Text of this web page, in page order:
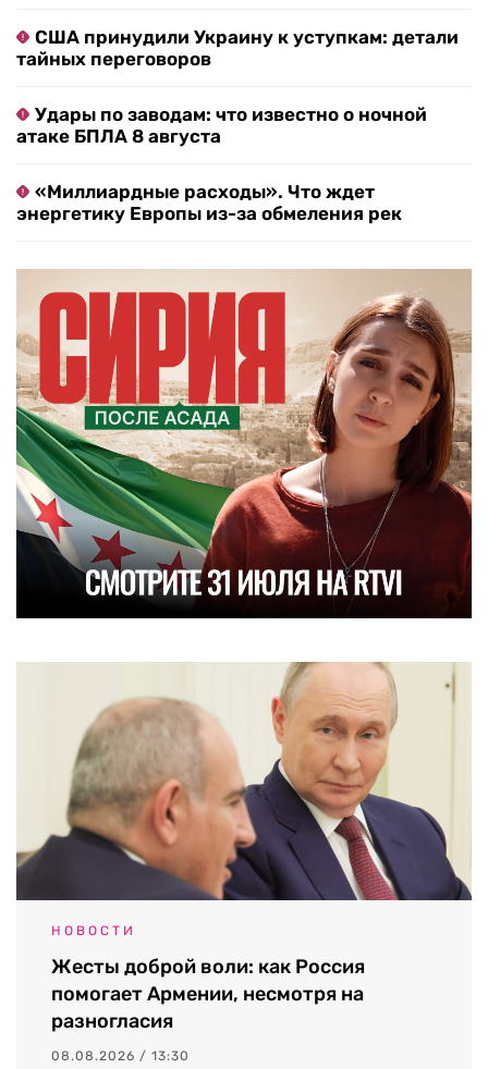
США принудили Украину к уступкам: детали
тайных переговоров
Удары по заводам: что известно о ночной
атаке БПЛА 8 августа
«Миллиардные расходы». Что ждет
энергетику Европы из-за обмеления рек
НОВОСТИ
Жесты доброй воли: как Россия
помогает Армении, несмотря на
разногласия
08.08.2026 / 13:30